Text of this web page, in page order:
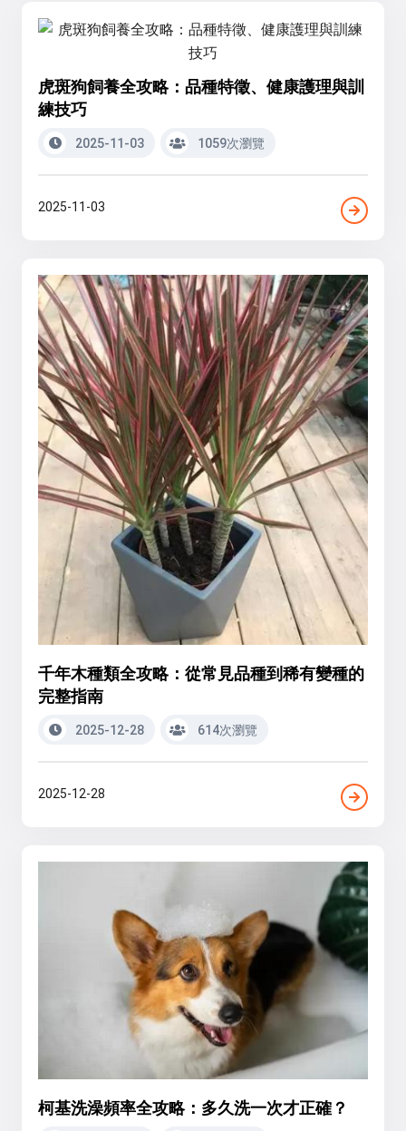
虎斑狗飼養全攻略：品種特徵、健康護理與訓
練技巧
2025-11-03 1059次瀏覽
2025-11-03
千年木種類全攻略：從常見品種到稀有變種的
完整指南
2025-12-28 614次瀏覽
2025-12-28
柯基洗澡頻率全攻略：多久洗一次才正確？